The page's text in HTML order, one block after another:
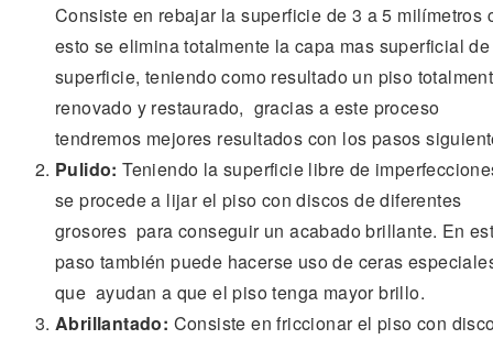
Consiste en rebajar la superficie de 3 a 5 milímetros
esto se elimina totalmente la capa mas superficial
superficie, teniendo como resultado un piso
renovado y restaurado, gracias a este proceso
tendremos mejores resultados con los pasos
Pulido: Teniendo la superficie libre de
se procede a lijar el piso con discos de diferentes
grosores para conseguir un acabado brillante. En
paso también puede hacerse uso de ceras
que ayudan a que el piso tenga mayor brillo.
Abrillantado: Consiste en friccionar el piso con